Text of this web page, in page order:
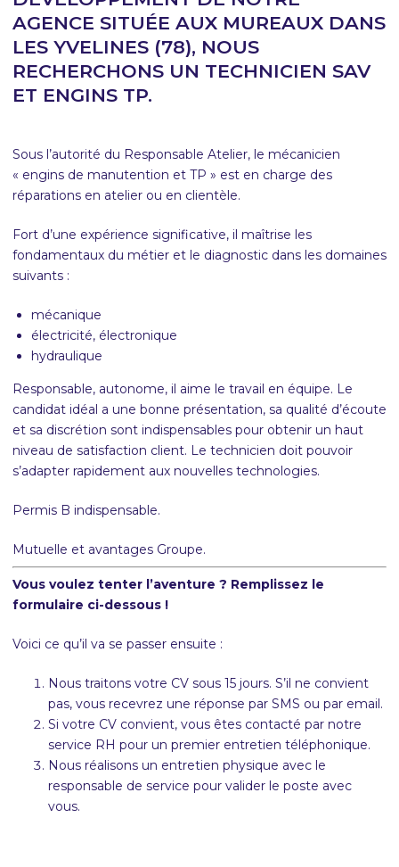
AGENCE SITUÉE AUX MUREAUX DANS
LES YVELINES (78), NOUS
RECHERCHONS UN TECHNICIEN SAV
ET ENGINS TP.
Sous l’autorité du Responsable Atelier, le mécanicien
« engins de manutention et TP » est en charge des
réparations en atelier ou en clientèle.
Fort d’une expérience significative, il maîtrise les
fondamentaux du métier et le diagnostic dans les domaines
suivants :
mécanique
électricité, électronique
hydraulique
Responsable, autonome, il aime le travail en équipe. Le
candidat idéal a une bonne présentation, sa qualité d’écoute
et sa discrétion sont indispensables pour obtenir un haut
niveau de satisfaction client. Le technicien doit pouvoir
s’adapter rapidement aux nouvelles technologies.
Permis B indispensable.
Mutuelle et avantages Groupe.
Vous voulez tenter l’aventure ? Remplissez le
formulaire ci-dessous !
Voici ce qu’il va se passer ensuite :
Nous traitons votre CV sous 15 jours. S’il ne convient
pas, vous recevrez une réponse par SMS ou par email.
Si votre CV convient, vous êtes contacté par notre
service RH pour un premier entretien téléphonique.
Nous réalisons un entretien physique avec le
responsable de service pour valider le poste avec
vous.